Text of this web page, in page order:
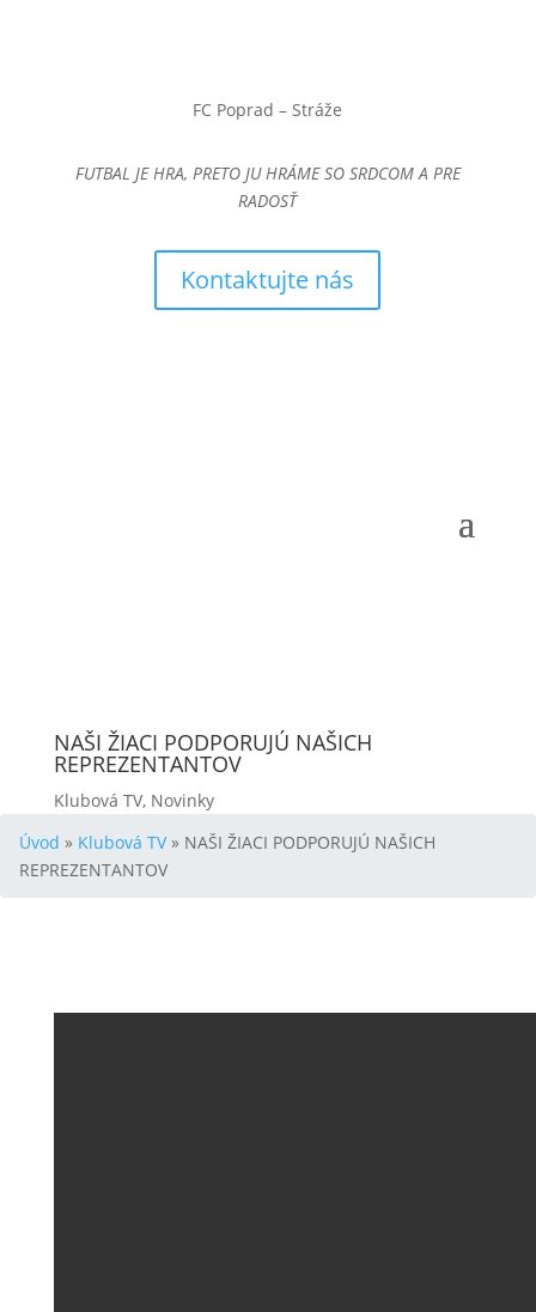
FC Poprad – Stráže
FUTBAL JE HRA, PRETO JU HRÁME SO SRDCOM A PRE
RADOSŤ
Kontaktujte nás
NAŠI ŽIACI PODPORUJÚ NAŠICH
REPREZENTANTOV
Klubová TV, Novinky
Úvod » Klubová TV» NAŠI ŽIACI PODPORUJÚ NAŠICH
REPREZENTANTOV